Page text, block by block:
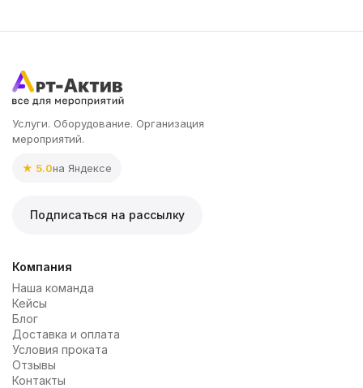
Услуги. Оборудование. Организация
мероприятий.
★ 5.0на Яндексе
Подписаться на рассылку
Компания
Наша команда
Кейсы
Блог
Доставка и оплата
Условия проката
Отзывы
Контакты